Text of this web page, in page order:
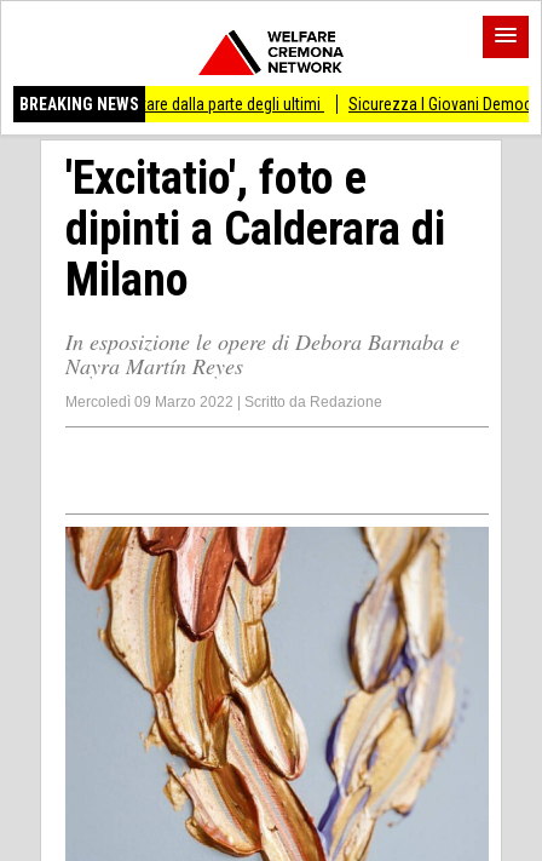
BREAKING NEWS
di stare dalla parte degli ultimi Sicurezza I Giovani Democratici
'Excitatio', foto e
dipinti a Calderara di
Milano
In esposizione le opere di Debora Barnaba e
Nayra Martín Reyes
Mercoledì 09 Marzo 2022 Scritto da Redazione